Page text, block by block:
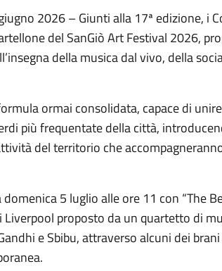
2026 – Giunti alla 17ª edizione, i
del SanGiò Art Festival 2026,
della musica dal vivo, della
ormai consolidata, capace di
più frequentate della città,
del territorio che
5 luglio alle ore 11 con “The
Liverpool proposto da un quartetto di
e Sbibu, attraverso alcuni dei